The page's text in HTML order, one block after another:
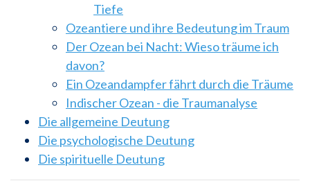
Tiefe
Ozeantiere und ihre Bedeutung im Traum
Der Ozean bei Nacht: Wieso träume ich
davon?
Ein Ozeandampfer fährt durch die Träume
Indischer Ozean - die Traumanalyse
Die allgemeine Deutung
Die psychologische Deutung
Die spirituelle Deutung